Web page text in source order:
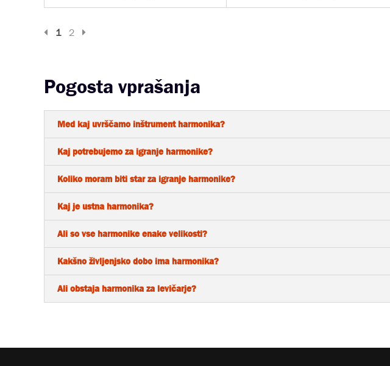
Prejšnja stran
1 2
Pogosta vprašanja
Med kaj uvrščamo inštrument harmonika?
Kaj potrebujemo za igranje harmonike?
Koliko moram biti star za igranje harmonike?
Kaj je ustna harmonika?
Ali so vse harmonike enake velikosti?
Kakšno življenjsko dobo ima harmonika?
Ali obstaja harmonika za levičarje?